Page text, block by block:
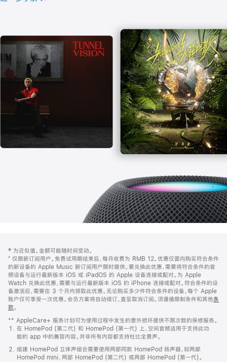
口
中
打
开)
页
页
脚
注
‡ 为近似值。金额可能随时间变动。
⁺ 仅限新订阅用户。免费试用期结束后，每月收费为 RMB 12。优惠仅面向购买符合条件
的新设备的 Apple Music 新订阅用户限时提供。要兑换此优惠，需要将符合条件的音
频设备与运行最新版本 iOS 或 iPadOS 的 Apple 设备连接或配对。为 Apple
Watch 兑换此优惠，需要与运行最新版本 iOS 的 iPhone 连接或配对。符合条件的设
备激活后，需要在 3 个月内领取此优惠。无论购买多少件符合条件的设备，每个 Apple
账户仅可享受一次优惠。会员方案将自动续订，直至取消订阅。须遵循限制条件和其他条
款。
窗
口
中
打
开)
** AppleCare+ 服务计划可为使用过程中发生的意外损坏提供不限次数的保修服务。
在 HomePod (第二代) 和 HomePod (第一代) 上，空间音频适用于支持此功
能的 app 中的兼容内容。并非所有内容都支持杜比全景声。
组建 HomePod 立体声组合需要使用两部同款 HomePod 扬声器，如两部
HomePod mini、两部 HomePod (第二代) 或两部 HomePod (第一代)。